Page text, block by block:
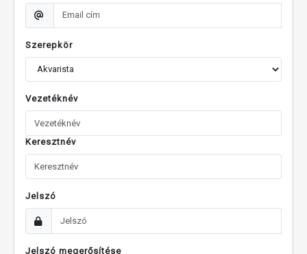
Szerepkör
Vezetéknév
Keresztnév
Jelszó
Jelszó megerősítése